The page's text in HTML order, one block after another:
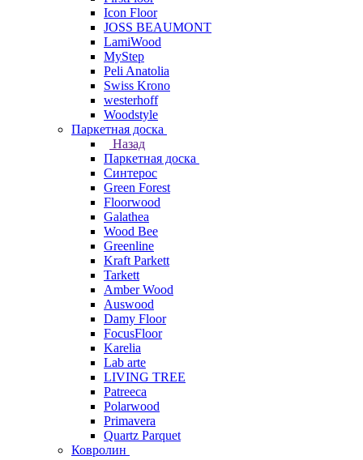
Icon Floor
JOSS BEAUMONT
LamiWood
MyStep
Peli Anatolia
Swiss Krono
westerhoff
Woodstyle
Паркетная доска
Назад
Паркетная доска
Синтерос
Green Forest
Floorwood
Galathea
Wood Bee
Greenline
Kraft Parkett
Tarkett
Amber Wood
Auswood
Damy Floor
FocusFloor
Karelia
Lab arte
LIVING TREE
Patreeca
Polarwood
Primavera
Quartz Parquet
Ковролин